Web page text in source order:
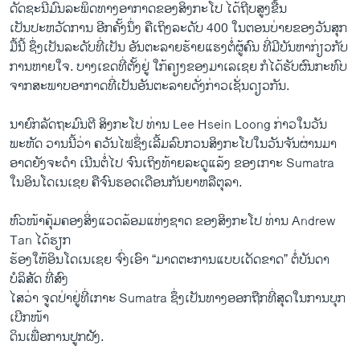
ດັດຊະນີມົນ​ລະ​ພິດທາງອາກາດຂອງ​ສິງກະ​ໂປ ​ໄດ້ຖີບສູງ​ຂື້ນ​
ເປັນ​ປະຫວັດ​ການ ອີກ​ຄັ້ງນຶ່ງ ຄື​ເຖິງລະດັບ 400 ​ໃນ​ຕອນ​ບ່າຍ​ຂອງວັນ​ສຸກ
ມື້​ນີ້ ຊຶ່ງ​ເປັນ​ລະດັບ​ທີ່​ເປັນ ອັນຕະລາຍ​ຮ້າຍ​ແຮງ​ຕໍ່​ຜູ້​ຄົນ ​ທີ່​ມີ​ບັນຫາ​ກ່ຽວ​ກັບ​
ການຫາຍ​ໃຈ. ບາງ​ເຂດ​ທີ່​ຕັ້ງຢູ່ ​ໃກ້​ຄຽງ​ຂອງມາເລ​ເຊຍ ກໍ​ໄດ້​ຮັບ​ຜົນ​ກະທົບ​
ຈາກ​ສະພາບ​ອາກາດ​ທີ່​ເປັນ​ອັນຕະລາຍ​ດັ່ງກ່າວ​ເຊັ່ນ​ດຽວ​ກັນ.
​ນາຍົກລັດຖະມົນຕີ ສິງກະ​ໂປ ທ່ານ Lee Hsein Loong ກ່າວ​ໃນ​ວັນ​
ພະຫັດ ວານ​ນີ້​ວ່າ ຄວັນ​ໄຟ​ຊຶ່ງ​ເລີ້ມ​ລົບ​ກວນສິງກະ​ໂປ​ໃນ​ວັນ​ຈັນຜ່ານ​ມາ
ອາດຍັງ​ຈະ​ດຳ ​ເນີນຕໍ່​ໄປ ​ຈົນ​ເຖິງ​ທ້າຍ​ລະດູ​ແລ້ງ ຂອງເກາະ Sumatra
ໃນອິນ​ໂດ​ເນ​ເຊຍ ຄືຈົນ​ຮອດ​ເດືອນ​ກັນຍາ​ຫລື​ຕຸລາ.
ຫົວໜ້າຄຸ້ມ​ຄອງສິ່ງແວດ​ລ້ອມ​ແຫ່ງ​ຊາດ ຂອງ​ສິງກະ​ໂປ ທ່ານ Andrew
Tan ​ໄດ້​ຮຽກ
ຮ້ອງ​ໃຫ້ອິນ​ໂດ​ເນ​ເຊຍ ຈົ່ງ​ເອົາ “ມາດ​ຕະການແບບ​ເດັດຂາດ” ​ຕໍ່​ບັນດາ ​
ບໍລິສັດ ທີ່​ສົງ
ໄສ​ວ່າ ຈູດ​ປ່າຢູ່​ທີ່​ເກາະ Sumatra ຊຶ່ງເປັນ​ທາງ​ອອກ​ຖືກ​ທີ່​ສຸດ​ໃນ​ການ​ບຸກ​
ເບີກ​ໜ້າ
ດິນເພື່ອ​ການ​ປູກຝັງ.